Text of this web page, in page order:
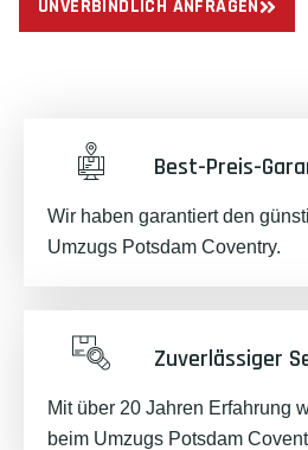
UNVERBINDLICH ANFRAGEN
Best-Preis-
Wir haben garantiert den
Umzugs Potsdam Coventry.
Zuverlässiger
Mit über 20 Jahren Erfahrung
beim Umzugs Potsdam